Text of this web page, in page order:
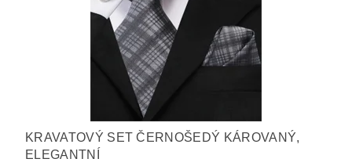
KRAVATOVÝ SET ČERNOŠEDÝ KÁROVANÝ,
ELEGANTNÍ